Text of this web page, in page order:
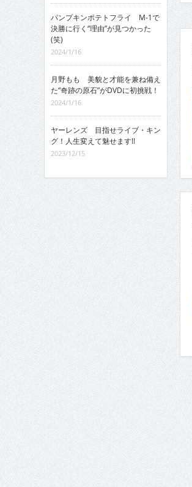
パンプキンポテトフライ M-1で
決勝に行く“理由”が見つかった
(笑)
2024/1/16
月野もも 美貌と才能を兼ね備え
た“奇跡の原石”がDVDに初挑戦！
2024/1/16
ヤーレンズ 目指せライブ・キン
グ！人生変えて魅せます!!
2023/12/15